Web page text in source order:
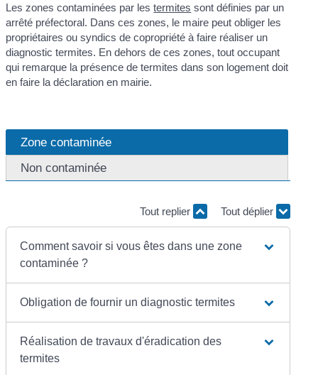
Les zones contaminées par lestermites sont définies par un
arrêté préfectoral. Dans ces zones, le maire peut obliger les
propriétaires ou syndics de copropriété à faire réaliser un
diagnostic termites. En dehors de ces zones, tout occupant
qui remarque la présence de termites dans son logement doit
en faire la déclaration en mairie.
Zone contaminée
Non contaminée
Tout replier Tout déplier
Comment savoir si vous êtes dans une zone
contaminée ?
Obligation de fournir un diagnostic termites
Réalisation de travaux d'éradication des
termites